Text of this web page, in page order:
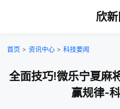
欣新
首页 > 资讯中心 > 科技要闻
全面技巧!微乐宁夏麻
赢规律-